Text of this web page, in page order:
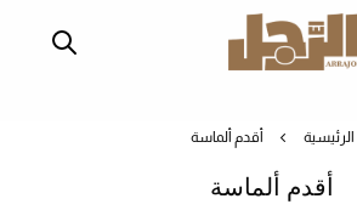
الرئيسية أقدم ألماسة
أقدم ألماسة